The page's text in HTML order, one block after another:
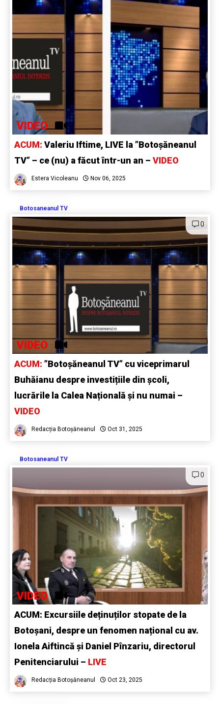
VIDEO
ACUM: Valeriu Iftime, LIVE la ”Botoșăneanul
TV” – ce (nu) a făcut într-un an – VIDEO
Estera Vicoleanu Nov 06, 2025
Botosaneanul TV
0
VIDEO
ACUM: ”Botoșăneanul TV” cu viceprimarul
Buhăianu despre investițiile din școli,
lucrările la Calea Națională și nu numai –
VIDEO
Redacția Botoșăneanul Oct 31, 2025
Botosaneanul TV
0
VIDEO
ACUM: Excursiile deținuților stopate de la
Botoșani, despre un fenomen național cu av.
Ionela Aiftincă și Daniel Pînzariu, directorul
Penitenciarului – LIVE
Redacția Botoșăneanul Oct 23, 2025